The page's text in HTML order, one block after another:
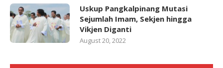
Uskup Pangkalpinang Mutasi
Sejumlah Imam, Sekjen hingga
Vikjen Diganti
August 20, 2022